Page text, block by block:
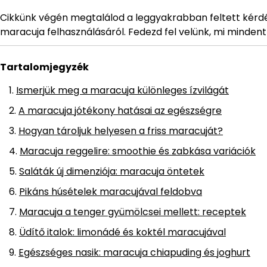
Cikkünk végén megtalálod a leggyakrabban feltett
maracuja felhasználásáról. Fedezd fel velünk, mi
Tartalomjegyzék
Ismerjük meg a maracuja különleges ízvilágát
A maracuja jótékony hatásai az egészségre
Hogyan tároljuk helyesen a friss maracuját?
Maracuja reggelire: smoothie és zabkása variációk
Saláták új dimenziója: maracuja öntetek
Pikáns húsételek maracujával feldobva
Maracuja a tenger gyümölcsei mellett: receptek
Üdítő italok: limonádé és koktél maracujával
Egészséges nasik: maracuja chiapuding és joghurt